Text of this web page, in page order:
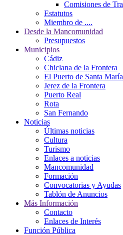
Comisiones de
Estatutos
Miembro de ....
Desde la Mancomunidad
Presupuestos
Municipios
Cádiz
Chiclana de la Frontera
El Puerto de Santa María
Jerez de la Frontera
Puerto Real
Rota
San Fernando
Noticias
Últimas noticias
Cultura
Turismo
Enlaces a noticias
Mancomunidad
Formación
Convocatorias y Ayudas
Tablón de Anuncios
Más Información
Contacto
Enlaces de Interés
Función Pública